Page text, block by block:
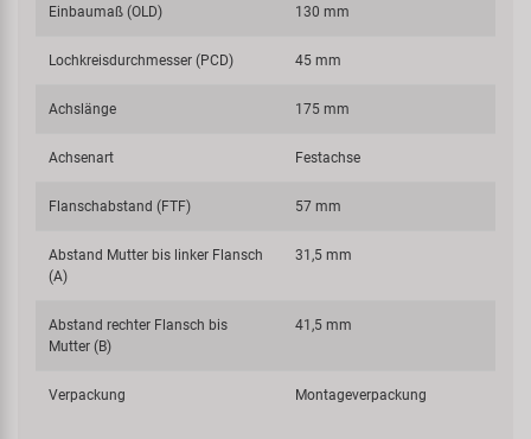
Einbaumaß (OLD) 130 mm
Lochkreisdurchmesser (PCD) 45 mm
Achslänge 175 mm
Achsenart Festachse
Flanschabstand (FTF) 57 mm
Abstand Mutter bis linker Flansch
(A)
31,5 mm
Abstand rechter Flansch bis
Mutter (B)
41,5 mm
Verpackung Montageverpackung